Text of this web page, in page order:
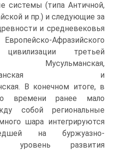
системы (ти­па Античной,
и пр.) и следующие за
и средневековья
Афразийского
цивилизации третьей
Мусульманская,
и
В конечном итоге, в
времени ранее мало
собой региональные
ша­ра интегрируются
на буржуазно-
уровень развития